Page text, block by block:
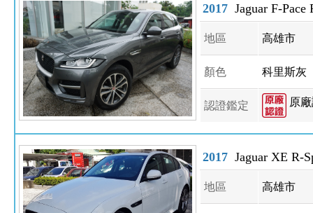
2017 Jaguar F-Pace
地區 高雄市
顏色 科里斯灰
認證鑑定 原
2017 Jaguar XE R-
地區 高雄市